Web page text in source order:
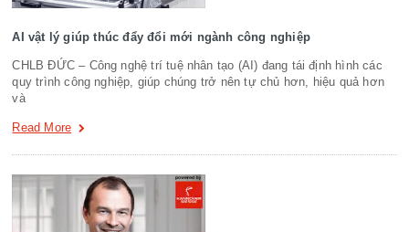
AI vật lý giúp thúc đẩy đổi mới ngành công nghiệp
CHLB ĐỨC – Công nghệ trí tuệ nhân tạo (AI) đang tái định hình các
quy trình công nghiệp, giúp chúng trở nên tự chủ hơn, hiệu quả hơn
và
Read More